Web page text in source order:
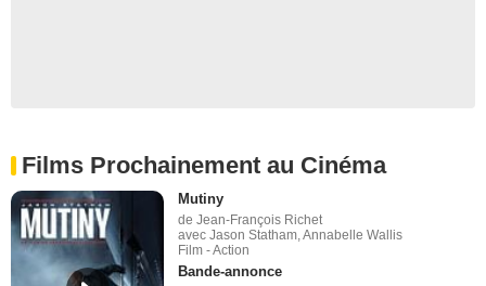
Films Prochainement au Cinéma
Mutiny
de Jean-François Richet
avec Jason Statham, Annabelle Wallis
Film - Action
Bande-annonce